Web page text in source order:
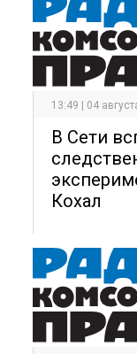
13:49 | 04
В Сети
Кохал